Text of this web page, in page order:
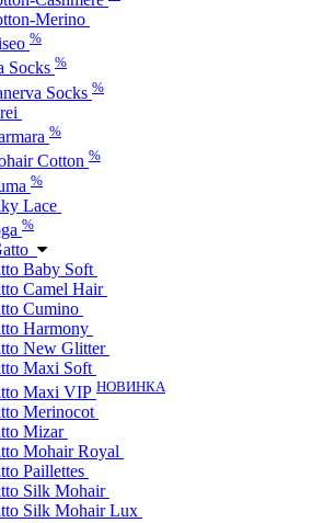
Merino
%
Socks %
Socks %
%
Cotton %
%
Lace
%
Baby Soft
Camel Hair
Cumino
Harmony
New Glitter
Maxi Soft
Maxi VIP НОВИНКА
Merinocot
Mizar
Mohair Royal
Paillettes
Silk Mohair
Silk Mohair Lux